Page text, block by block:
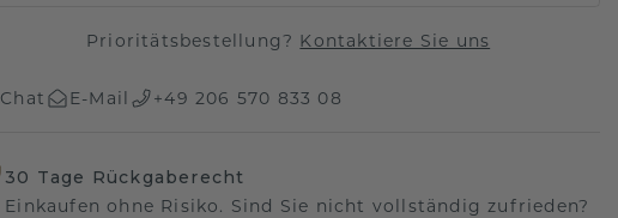
Prioritätsbestellung? Kontaktiere Sie uns
Chat E-Mail +49 206 570 833 08
30 Tage Rückgaberecht
Einkaufen ohne Risiko. Sind Sie nicht vollständig zufrieden?